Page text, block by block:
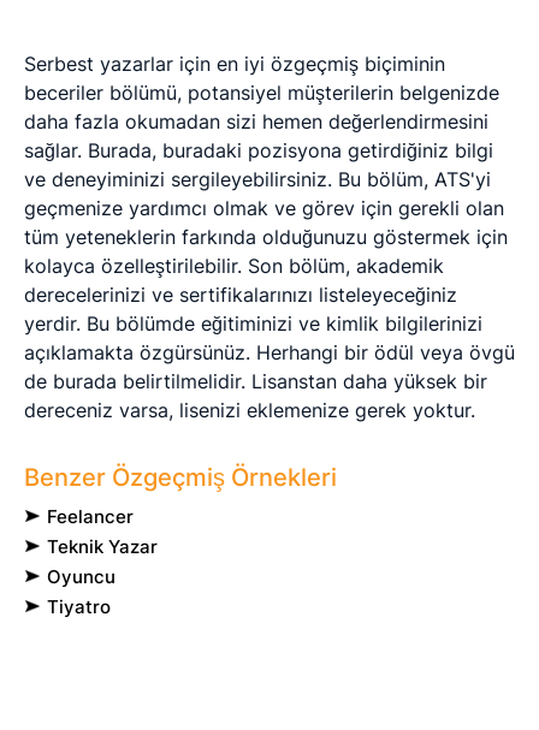
Serbest yazarlar için en iyi özgeçmiş biçiminin
beceriler bölümü, potansiyel müşterilerin belgenizde
daha fazla okumadan sizi hemen değerlendirmesini
sağlar. Burada, buradaki pozisyona getirdiğiniz bilgi
ve deneyiminizi sergileyebilirsiniz. Bu bölüm, ATS'yi
geçmenize yardımcı olmak ve görev için gerekli olan
tüm yeteneklerin farkında olduğunuzu göstermek için
kolayca özelleştirilebilir. Son bölüm, akademik
derecelerinizi ve sertifikalarınızı listeleyeceğiniz
yerdir. Bu bölümde eğitiminizi ve kimlik bilgilerinizi
açıklamakta özgürsünüz. Herhangi bir ödül veya övgü
de burada belirtilmelidir. Lisanstan daha yüksek bir
dereceniz varsa, lisenizi eklemenize gerek yoktur.
Benzer Özgeçmiş Örnekleri
Feelancer
Teknik Yazar
Oyuncu
Tiyatro